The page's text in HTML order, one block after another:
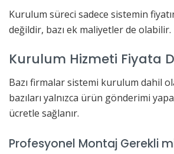
Kurulum süreci sadece sistemin
değildir, bazı ek maliyetler de olabilir.
Kurulum Hizmeti Fiyata
Bazı firmalar sistemi kurulum dahil
bazıları yalnızca ürün gönderimi
ücretle sağlanır.
Profesyonel Montaj Gerekli